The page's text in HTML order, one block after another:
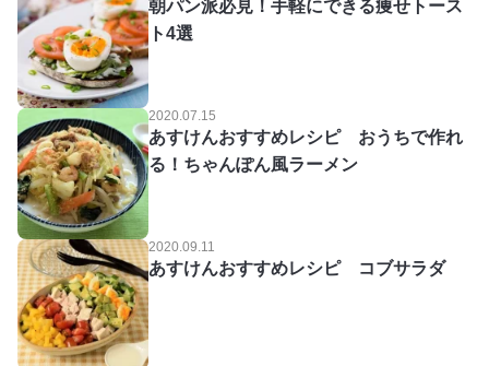
朝パン派必見！手軽にできる痩せトース
ト4選
2020.07.15
あすけんおすすめレシピ おうちで作れ
る！ちゃんぽん風ラーメン
2020.09.11
あすけんおすすめレシピ コブサラダ